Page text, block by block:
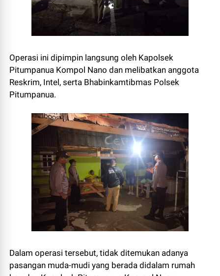
Operasi ini dipimpin langsung oleh Kapolsek
Pitumpanua Kompol Nano dan melibatkan anggota
Reskrim, Intel, serta Bhabinkamtibmas Polsek
Pitumpanua.
Dalam operasi tersebut, tidak ditemukan adanya
pasangan muda-mudi yang berada didalam rumah